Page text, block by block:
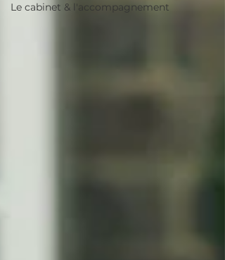
Le cabinet & l'accompagnement